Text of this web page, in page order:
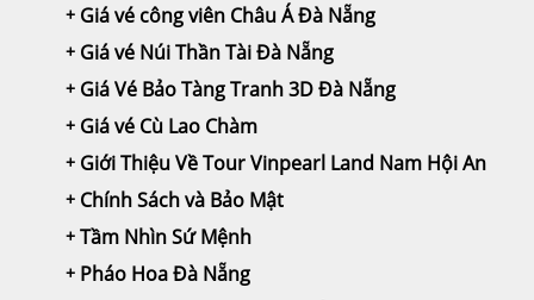
Giá vé công viên Châu Á Đà Nẵng
Giá vé Núi Thần Tài Đà Nẵng
Giá Vé Bảo Tàng Tranh 3D Đà Nẵng
Giá vé Cù Lao Chàm
Giới Thiệu Về Tour Vinpearl Land Nam Hội An
Chính Sách và Bảo Mật
Tầm Nhìn Sứ Mệnh
Pháo Hoa Đà Nẵng